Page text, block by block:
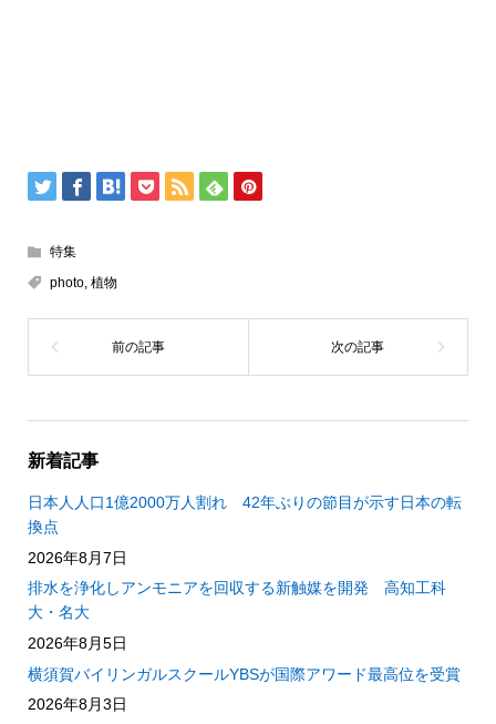
特集
photo, 植物
新着記事
日本人人口1億2000万人割れ 42年ぶりの節目が示す日本の転
換点
2026年8月7日
排水を浄化しアンモニアを回収する新触媒を開発 高知工科
大・名大
2026年8月5日
横須賀バイリンガルスクールYBSが国際アワード最高位を受賞
2026年8月3日